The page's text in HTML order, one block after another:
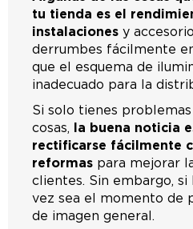
tu tienda es el
instalaciones y
derrumbes fácilmente
que el esquema de
inadecuado para la
Si solo tienes
cosas, la buena noticia
rectificarse fácilmente
reformas para mejorar
clientes. Sin embargo, si
vez sea el momento de
de imagen general.